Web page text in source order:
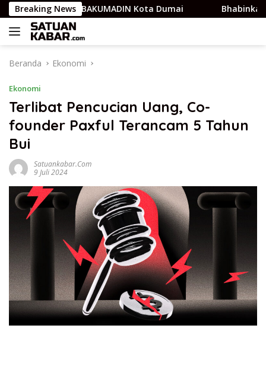
Langsung
ke
konten
Breaking News
POSBAKUMADIN Kota Dumai
Beranda Ekonomi
Ekonomi
Terlibat Pencucian Uang, Co-
founder Paxful Terancam 5 Tahun
Bui
Satuankabar.com
9 Juli 2024